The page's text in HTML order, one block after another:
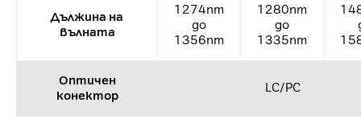
Дължина на
вълната
1274nm
до
1356nm
1280nm
до
1335nm
Оптичен
конектор
LC/PC